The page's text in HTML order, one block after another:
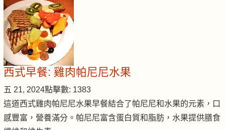
西式早餐: 雞肉帕尼尼水果
五 21, 2024點擊數: 1383
這道西式雞肉帕尼尼水果早餐結合了帕尼尼和水果的元素，口
感豐富，營養滿分。帕尼尼富含蛋白質和脂肪，水果提供膳食